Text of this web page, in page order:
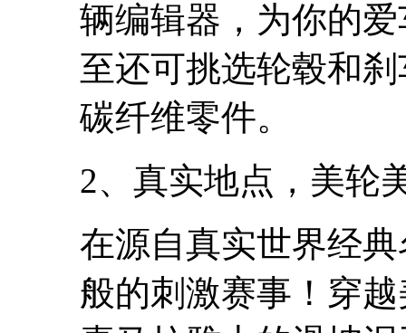
辆编辑器，为你的
至还可挑选轮毂和
碳纤维零件。
2、真实地点，美轮
在源自真实世界经
般的刺激赛事！穿